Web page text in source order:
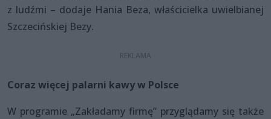
z ludźmi – dodaje Hania Beza, właścicielka uwielbianej
Szczecińskiej Bezy.
Coraz więcej palarni kawy w Polsce
W programie „Zakładamy firmę” przyglądamy się także